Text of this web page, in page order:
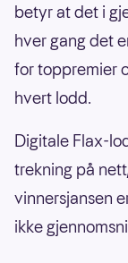
betyr at det i
hver gang det
for toppremier
hvert lodd.
Digitale Flax-
trekning på
vinnersjansen
ikke